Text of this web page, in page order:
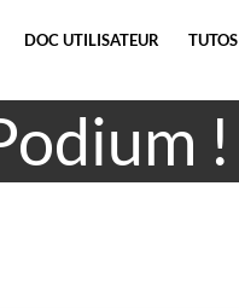
DOC UTILISATEUR TUTOS
!